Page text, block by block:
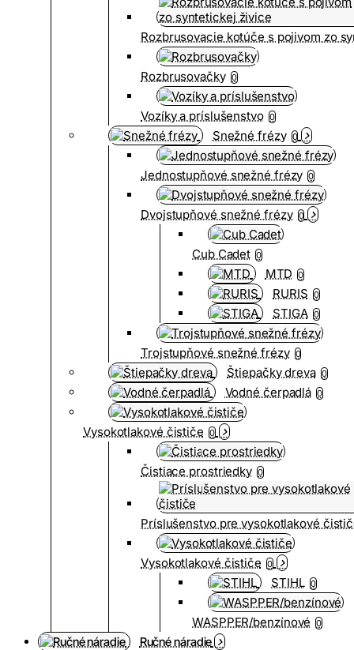
Rozbrusovacie kotúče s pojivom zo
Rozbrusovačky 0
Vozíky a príslušenstvo 0
Snežné frézy 0
Jednostupňové snežné frézy 0
Dvojstupňové snežné frézy 0
Cub Cadet 0
MTD 0
RURIS 0
STIGA 0
Trojstupňové snežné frézy 0
Štiepačky dreva 0
Vodné čerpadlá 0
Vysokotlakové čističe 0
Čistiace prostriedky 0
Príslušenstvo pre vysokotlakové
Vysokotlakové čističe 0
STIHL 0
WASPPER/benzínové 0
Ručné náradie